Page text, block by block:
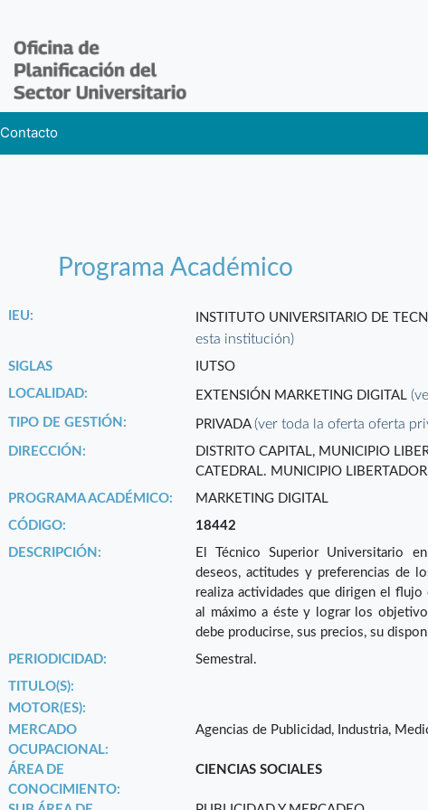
Contacto
Programa Académico
IEU: INSTITUTO UNIVERSITARIO DE
esta institución)
SIGLAS
IUTSO
LOCALIDAD:
EXTENSIÓN MARKETING DIGITAL
TIPO DE GESTIÓN: PRIVADA(ver toda la oferta oferta
DIRECCIÓN:
DISTRITO CAPITAL, MUNICIPIO
CATEDRAL. MUNICIPIO
PROGRAMA ACADÉMICO:
MARKETING DIGITAL
CÓDIGO:
18442
DESCRIPCIÓN:
El Técnico Superior Universitario
deseos, actitudes y preferencias de
realiza actividades que dirigen el flujo
al máximo a éste y lograr los
debe producirse, sus precios, su
PERIODICIDAD:
Semestral.
TITULO(S):
MOTOR(ES):
MERCADO
OCUPACIONAL:
Agencias de Publicidad, Industria,
ÁREA DE
CONOCIMIENTO:
CIENCIAS SOCIALES